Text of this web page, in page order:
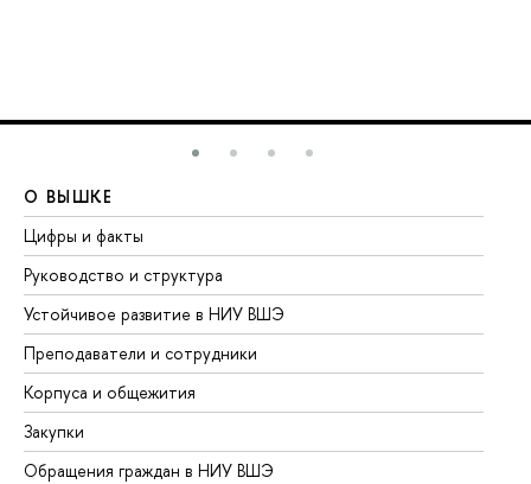
О ВЫШКЕ
Цифры и факты
Руководство и структура
Устойчивое развитие в НИУ ВШЭ
Преподаватели и сотрудники
Корпуса и общежития
Закупки
Обращения граждан в НИУ ВШЭ